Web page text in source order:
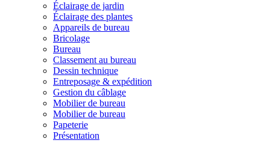
Éclairage de jardin
Éclairage des plantes
Appareils de bureau
Bricolage
Bureau
Classement au bureau
Dessin technique
Entreposage & expédition
Gestion du câblage
Mobilier de bureau
Mobilier de bureau
Papeterie
Présentation